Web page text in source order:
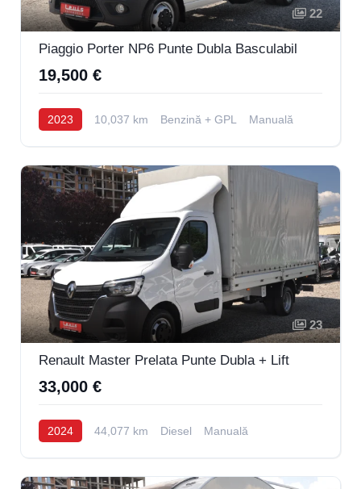
22
Piaggio Porter NP6 Punte Dubla Basculabil
19,500 €
2023 10,037 km Benzină + GPL Manuală
23
Renault Master Prelata Punte Dubla + Lift
33,000 €
2024 44,077 km Diesel Manuală